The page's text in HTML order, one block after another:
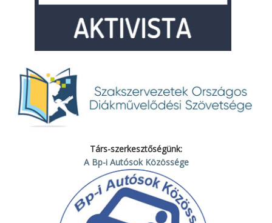
Társ-szerkesztőségünk:
A Bp-i Autósok Közössége